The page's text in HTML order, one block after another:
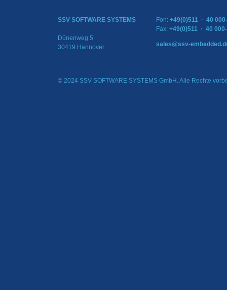
SSV SOFTWARE SYSTEMS
Dünenweg 5
30419 Hannover
Fon: +49(0)511 · 40
Fax: +49(0)511 · 40
sales@ssv-
© 2024 SSV SOFTWARE SYSTEMS GmbH. Alle Rechte